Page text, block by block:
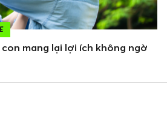
mang lại lợi ích không ngờ